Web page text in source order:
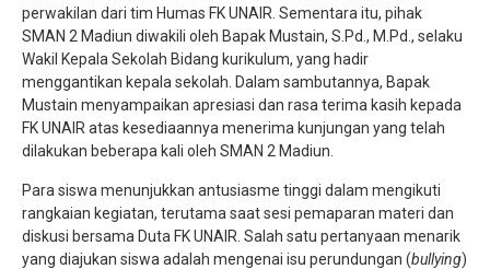
perwakilan dari tim Humas FK UNAIR. Sementara itu, pihak
SMAN 2 Madiun diwakili oleh Bapak Mustain, S.Pd., M.Pd., selaku
Wakil Kepala Sekolah Bidang kurikulum, yang hadir
menggantikan kepala sekolah. Dalam sambutannya, Bapak
Mustain menyampaikan apresiasi dan rasa terima kasih kepada
FK UNAIR atas kesediaannya menerima kunjungan yang telah
dilakukan beberapa kali oleh SMAN 2 Madiun.
Para siswa menunjukkan antusiasme tinggi dalam mengikuti
rangkaian kegiatan, terutama saat sesi pemaparan materi dan
diskusi bersama Duta FK UNAIR. Salah satu pertanyaan menarik
yang diajukan siswa adalah mengenai isu perundungan (bullying)